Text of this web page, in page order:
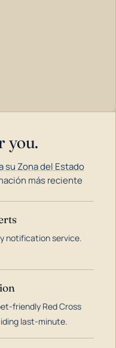
you.
su Zona del Estado
más reciente
notification service.
friendly Red Cross
last-minute.